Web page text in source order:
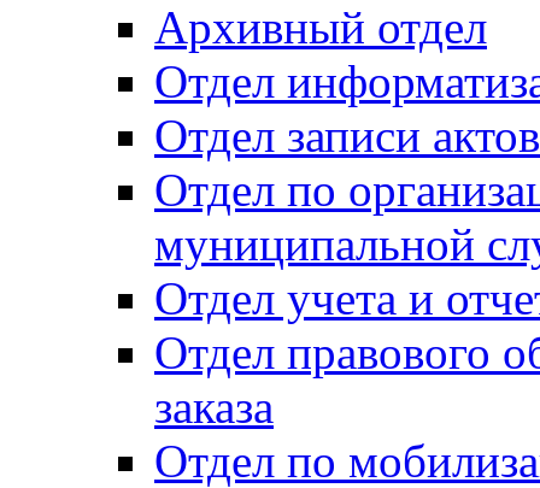
Архивный отдел
Отдел
Отдел записи
Отдел по
муниципальной
Отдел учета и
Отдел правового
заказа
Отдел по